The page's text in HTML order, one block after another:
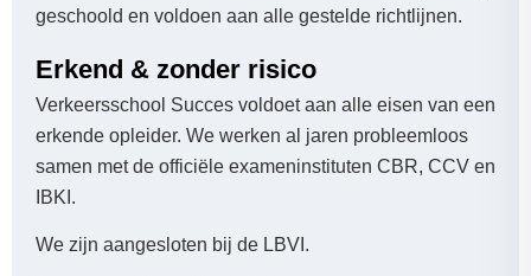
geschoold en voldoen aan alle gestelde richtlijnen.
Erkend & zonder risico
Verkeersschool Succes voldoet aan alle eisen van een
erkende opleider. We werken al jaren probleemloos
samen met de officiële exameninstituten CBR, CCV en
IBKI.
We zijn aangesloten bij de LBVI.